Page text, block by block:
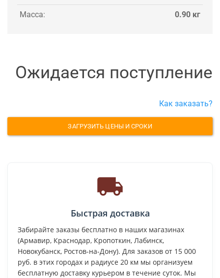
Масса: 0.90 кг
Ожидается поступление
Как заказать?
ЗАГРУЗИТЬ ЦЕНЫ И СРОКИ
Быстрая доставка
Забирайте заказы бесплатно в наших магазинах
(Армавир, Краснодар, Кропоткин, Лабинск,
Новокубанск, Ростов-на-Дону). Для заказов от 15 000
руб. в этих городах и радиусе 20 км мы организуем
бесплатную доставку курьером в течение суток. Мы